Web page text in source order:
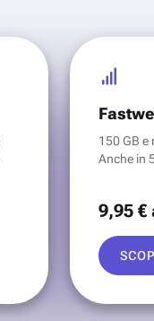
150 GB e
Anche in
9,95 €